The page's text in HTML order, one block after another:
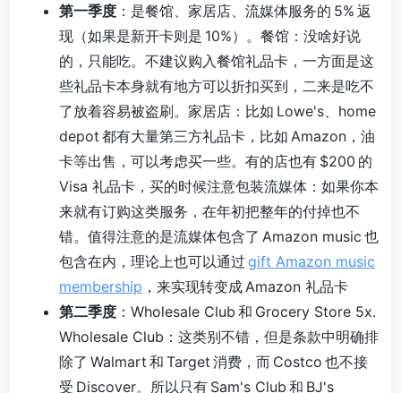
第一季度 ：是餐馆、家居店、流媒体服务的 5% 返
现（如果是新开卡则是 10%）。餐馆：没啥好说
的，只能吃。不建议购入餐馆礼品卡，一方面是这
些礼品卡本身就有地方可以折扣买到，二来是吃不
了放着容易被盗刷。家居店：比如 Lowe's、home
depot 都有大量第三方礼品卡，比如 Amazon，油
卡等出售，可以考虑买一些。有的店也有 $200 的
Visa 礼品卡，买的时候注意包装流媒体：如果你本
来就有订购这类服务，在年初把整年的付掉也不
错。值得注意的是流媒体包含了 Amazon music 也
包含在内，理论上也可以通过 gift Amazon music
membership ，来实现转变成 Amazon 礼品卡
第二季度 ：Wholesale Club 和 Grocery Store 5x.
Wholesale Club：这类别不错，但是条款中明确排
除了 Walmart 和 Target 消费，而 Costco 也不接
受 Discover。所以只有 Sam's Club 和 BJ's